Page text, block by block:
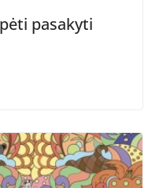
pasakyti